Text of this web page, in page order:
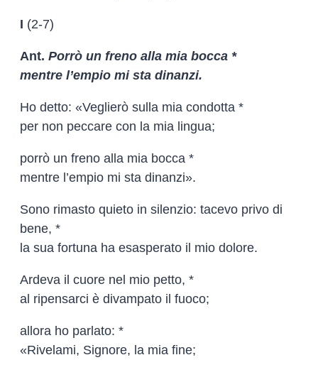
I (2-7)
Ant. Porrò un freno alla mia bocca *
mentre l’empio mi sta dinanzi.
Ho detto: «Veglierò sulla mia condotta *
per non peccare con la mia lingua;
porrò un freno alla mia bocca *
mentre l’empio mi sta dinanzi».
Sono rimasto quieto in silenzio: tacevo privo di
bene, *
la sua fortuna ha esasperato il mio dolore.
Ardeva il cuore nel mio petto, *
al ripensarci è divampato il fuoco;
allora ho parlato: *
«Rivelami, Signore, la mia fine;